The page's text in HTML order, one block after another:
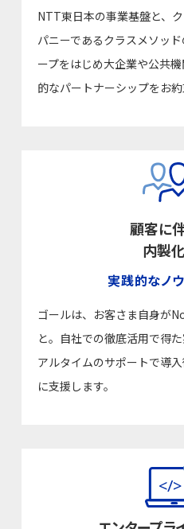
NTT東日本の事業基盤と、
パニーであるクラスメソッ
ープをはじめ大企業や公共
的なパートナーシップをお約
顧客に
内製
実践的なノ
ゴールは、お客さま自身が
と。自社での徹底活用で得
アルタイムのサポートで導
に支援します。